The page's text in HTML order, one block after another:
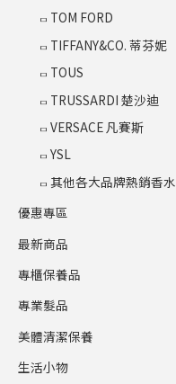
TOM FORD
TIFFANY&CO. 蒂芬妮
TOUS
TRUSSARDI 楚沙迪
VERSACE 凡賽斯
YSL
其他各大品牌熱銷香水
優惠專區
最新商品
專櫃保養品
專業髮品
美體清潔保養
生活小物